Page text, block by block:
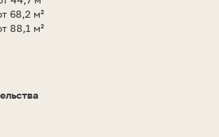
68,2 м²
88,1 м²